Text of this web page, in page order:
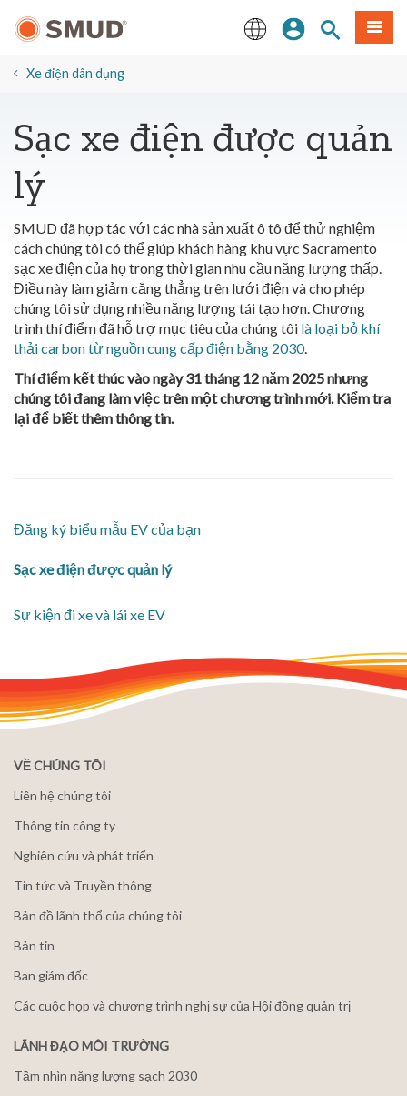
đến
dung
Đăng nhập
Tìm trangThực
Xe điện dân dụng
Sạc xe điện được quản
lý
SMUD đã hợp tác với các nhà sản xuất ô tô để thử nghiệm
cách chúng tôi có thể giúp khách hàng khu vực Sacramento
sạc xe điện của họ trong thời gian nhu cầu năng lượng thấp.
Điều này làm giảm căng thẳng trên lưới điện và cho phép
chúng tôi sử dụng nhiều năng lượng tái tạo hơn.Chương
trình thí điểm đã hỗ trợ mục tiêu của chúng tôi là loại bỏ khí
thải carbon từ nguồn cung cấp điện bằng 2030.
Thí điểm kết thúc vào ngày 31 tháng 12 năm 2025 nhưng
chúng tôi đang làm việc trên một chương trình mới. Kiểm tra
lại để biết thêm thông tin.
Đăng ký biểu mẫu EV của bạn
Sạc xe điện được quản lý
Sự kiện đi xe và lái xe EV
VỀ CHÚNG TÔI
Liên hệ chúng tôi
Thông tin công ty
Nghiên cứu và phát triển
Tin tức và Truyền thông
Bản đồ lãnh thổ của chúng tôi
Bản tin
Ban giám đốc
Các cuộc họp và chương trình nghị sự của Hội đồng quản trị
LÃNH ĐẠO MÔI TRƯỜNG
Tầm nhìn năng lượng sạch 2030